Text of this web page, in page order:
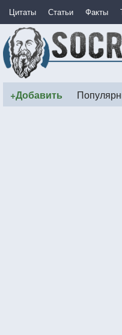
Цитаты Статьи Факты
+Добавить